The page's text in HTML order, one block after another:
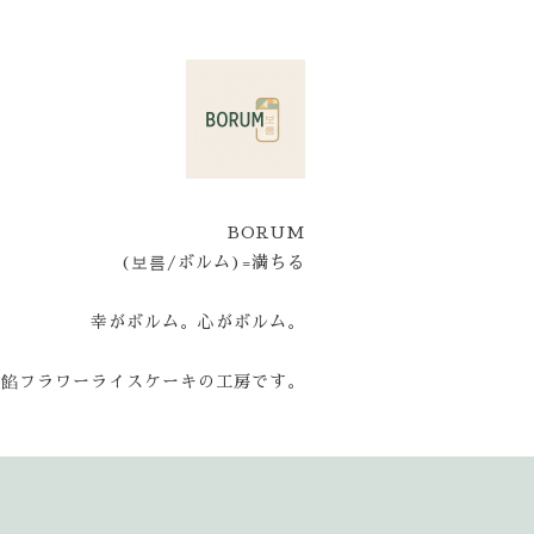
BORUM
(보름/ボルム)=満ちる
幸がボルム。心がボルム。
フラワーライスケーキの工房です。